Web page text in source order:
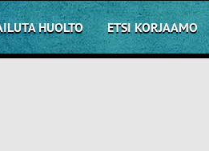
HUOLTO ETSI KORJAAMO